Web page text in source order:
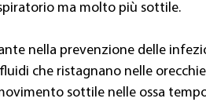
ma molto più sottile.
nella prevenzione delle
che ristagnano nelle
sottile nelle ossa